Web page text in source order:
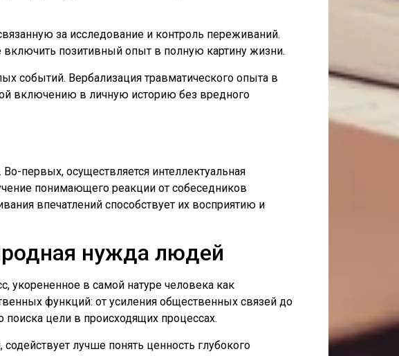
за исследование и контроль переживаний.
позитивный опыт в полную картину жизни.
событий. Вербализация травматического опыта в
включению в личную историю без вредного
первых, осуществляется интеллектуальная
понимающего реакции от собеседников
впечатлений способствует их восприятию и
нужда людей
укорененное в самой натуре человека как
функций: от усиления общественных связей до
цели в происходящих процессах.
лучше понять ценность глубокого